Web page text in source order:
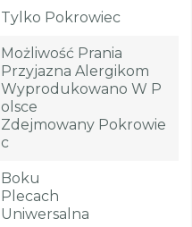
Tylko Pokrowiec
Możliwość Prania
Przyjazna Alergikom
Wyprodukowano W P
Olsce
Zdejmowany Pokrowie
C
Boku
Plecach
Uniwersalna